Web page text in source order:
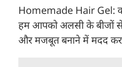
Homemade Hair Gel:
हम आपको अलसी के बीजों से
और मजबूत बनाने में मदद